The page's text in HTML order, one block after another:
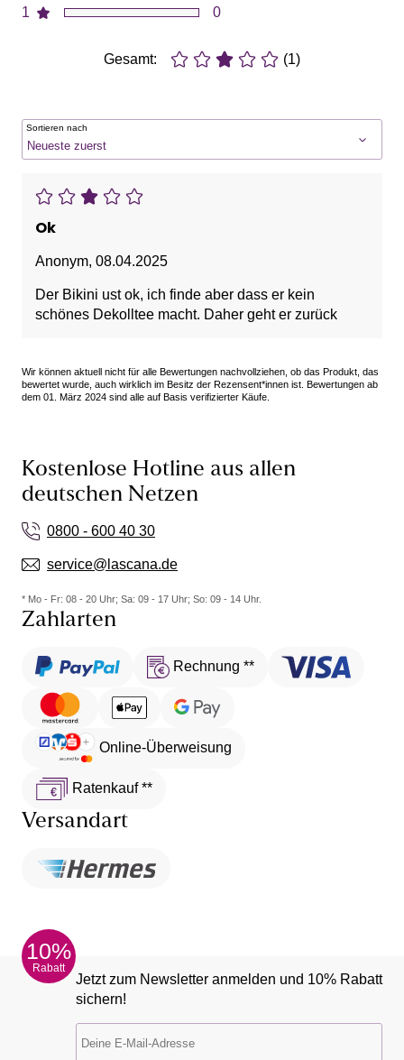
1 0
Gesamt: (1)
Sortieren nach
Ok
Anonym, 08.04.2025
Der Bikini ust ok, ich finde aber dass er kein
schönes Dekolltee macht. Daher geht er zurück
Wir können aktuell nicht für alle Bewertungen nachvollziehen, ob das Produkt, das
bewertet wurde, auch wirklich im Besitz der Rezensent*innen ist. Bewertungen ab
dem 01. März 2024 sind alle auf Basis verifizierter Käufe.
Kostenlose Hotline aus allen
deutschen Netzen
0800 - 600 40 30
service@lascana.de
* Mo - Fr: 08 - 20 Uhr; Sa: 09 - 17 Uhr; So: 09 - 14 Uhr.
Zahlarten
Rechnung **
Online-Überweisung
Ratenkauf **
Versandart
10%
Rabatt
Jetzt zum Newsletter anmelden und 10% Rabatt
sichern!